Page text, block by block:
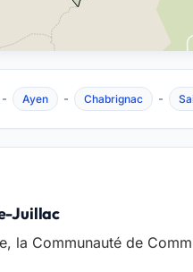
- Ayen - Chabrignac -
Juillac
la Communauté de